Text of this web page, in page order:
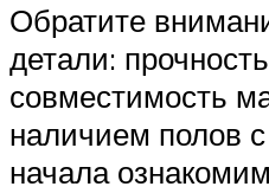
Обратите
детали:
совместимость
наличием полов
начала